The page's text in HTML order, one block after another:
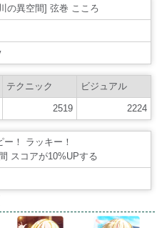
の異空間] 弦巻 こころ
テクニック ビジュアル
2519 2224
ー！ ラッキー！
スコアが10%UPする